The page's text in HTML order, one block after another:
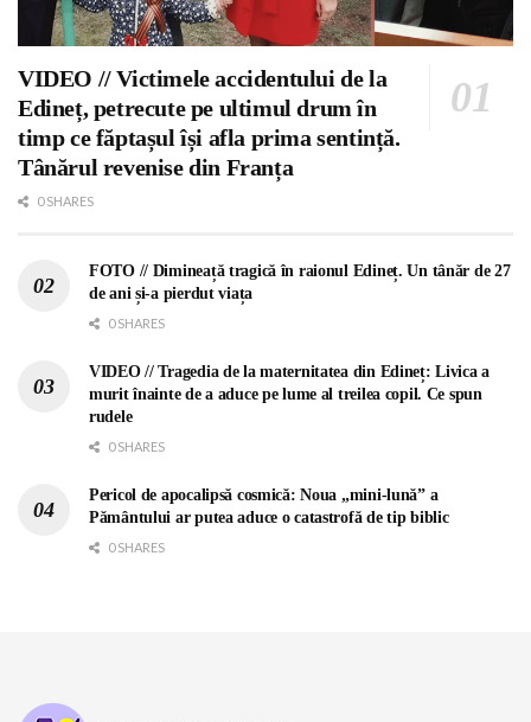
VIDEO // Victimele accidentului de la
Edineț, petrecute pe ultimul drum în
timp ce făptașul își afla prima sentință.
Tânărul revenise din Franța
0 SHARES
FOTO // Dimineață tragică în raionul Edineț. Un tânăr de 27
de ani și-a pierdut viața
0 SHARES
VIDEO // Tragedia de la maternitatea din Edineț: Livica a
murit înainte de a aduce pe lume al treilea copil. Ce spun
rudele
0 SHARES
Pericol de apocalipsă cosmică: Noua „mini-lună” a
Pământului ar putea aduce o catastrofă de tip biblic
0 SHARES